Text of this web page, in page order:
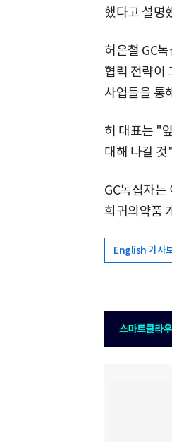
했다고 설명
허은철 GC
협력 전략이
사업들을 통
허 대표는 "
대해 나갈
GC녹십자는
희귀의약품
English 기사